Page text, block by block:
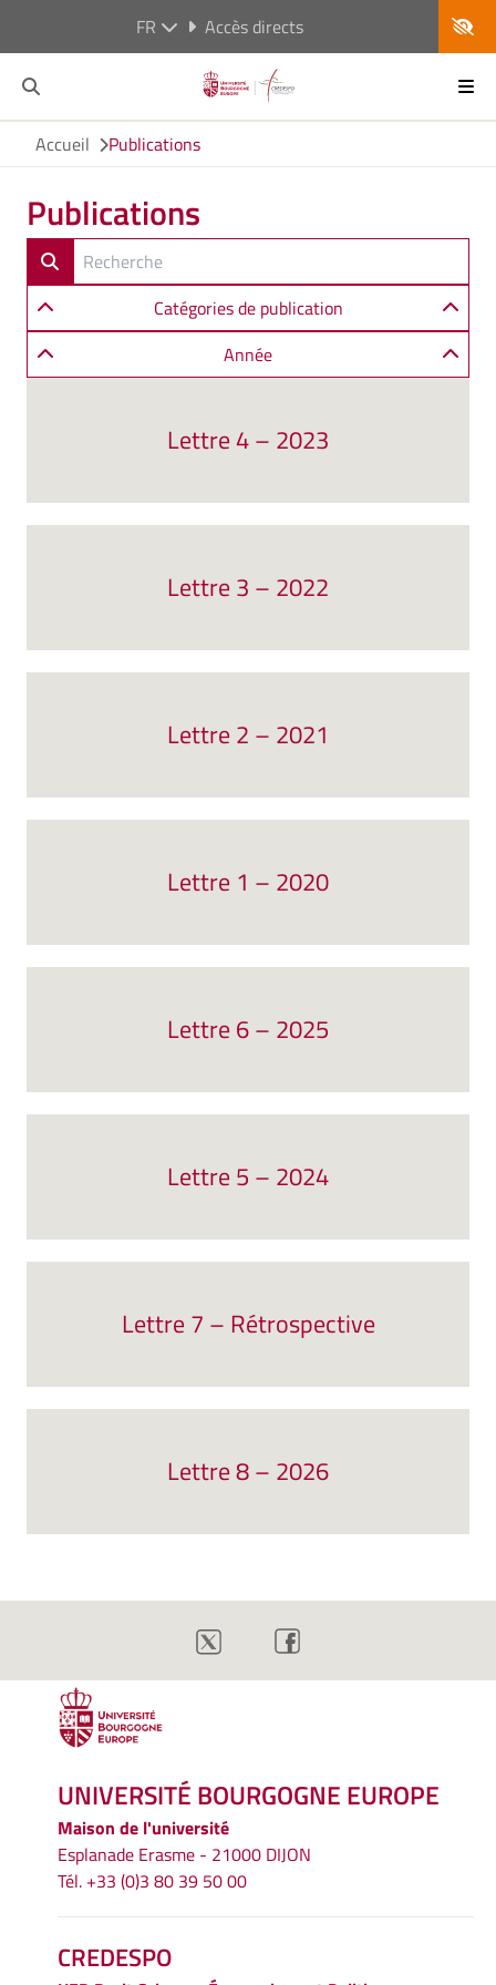
FR Accès directs
Accueil Publications
Publications
Catégories de publication
Année
Lettre 4 – 2023
Lettre 3 – 2022
Lettre 2 – 2021
Lettre 1 – 2020
Lettre 6 – 2025
Lettre 5 – 2024
Lettre 7 – Rétrospective
Lettre 8 – 2026
UNIVERSITÉ BOURGOGNE EUROPE
Maison de l'université
Esplanade Erasme - 21000 DIJON
Tél. +33 (0)3 80 39 50 00
CREDESPO